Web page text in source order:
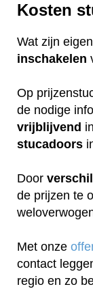
Kosten
Wat zijn
inschakelen
Op
de nodige
vrijblijvend in
stucadoors
Door
de prijzen te
Met onze
contact
regio en zo